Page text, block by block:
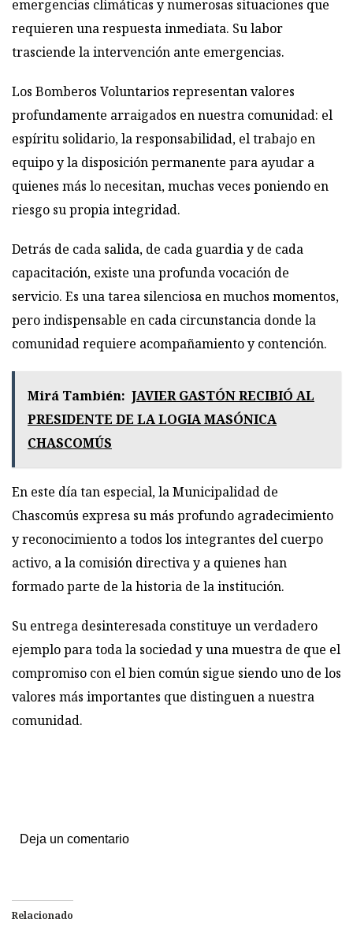
emergencias climáticas y numerosas situaciones que
requieren una respuesta inmediata. Su labor
trasciende la intervención ante emergencias.
Los Bomberos Voluntarios representan valores
profundamente arraigados en nuestra comunidad: el
espíritu solidario, la responsabilidad, el trabajo en
equipo y la disposición permanente para ayudar a
quienes más lo necesitan, muchas veces poniendo en
riesgo su propia integridad.
Detrás de cada salida, de cada guardia y de cada
capacitación, existe una profunda vocación de
servicio. Es una tarea silenciosa en muchos momentos,
pero indispensable en cada circunstancia donde la
comunidad requiere acompañamiento y contención.
Mirá También: JAVIER GASTÓN RECIBIÓ AL
PRESIDENTE DE LA LOGIA MASÓNICA
CHASCOMÚS
En este día tan especial, la Municipalidad de
Chascomús expresa su más profundo agradecimiento
y reconocimiento a todos los integrantes del cuerpo
activo, a la comisión directiva y a quienes han
formado parte de la historia de la institución.
Su entrega desinteresada constituye un verdadero
ejemplo para toda la sociedad y una muestra de que el
compromiso con el bien común sigue siendo uno de los
valores más importantes que distinguen a nuestra
comunidad.
Deja un comentario
Relacionado